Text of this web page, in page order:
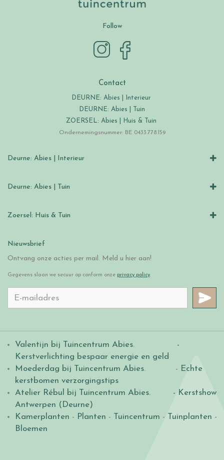
Follow
Contact
DEURNE: Abies | Interieur
DEURNE: Abies | Tuin
ZOERSEL: Abies | Huis & Tuin
Ondernemingsnummer: BE 0433.778.159
Deurne: Abies | Interieur
Deurne: Abies | Tuin
Zoersel: Huis & Tuin
Nieuwsbrief
Ontvang onze acties per mail. Meld u hier aan!
Gegevens slaan we secuur op conform onze privacy policy.
Valentijn bij Tuincentrum Abies.
-
Kerstverlichting bespaar energie en geld
Moederdag bij Tuincentrum Abies. - Echte
kerstbomen verzorgingstips
Atelier Rébul bij Tuincentrum Abies.
- Kerstshow
Antwerpen (Deurne)
Kamerplanten - Planten - Tuincentrum - Tuinplanten -
Bloemen